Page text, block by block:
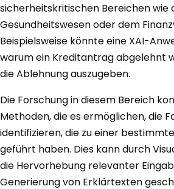
sicherheitskritischen Bereichen wie
Gesundheitswesen oder dem
Beispielsweise könnte eine XAI-
warum ein Kreditantrag abgelehnt
die Ablehnung auszugeben.
Die Forschung in diesem Bereich
Methoden, die es ermöglichen, die
identifizieren, die zu einer
geführt haben. Dies kann durch
die Hervorhebung relevanter
Generierung von Erklärtexten